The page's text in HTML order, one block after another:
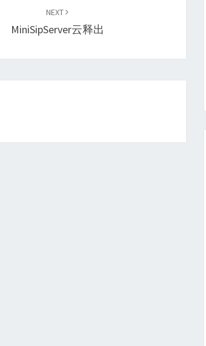
NEXT
MiniSipServer云释出